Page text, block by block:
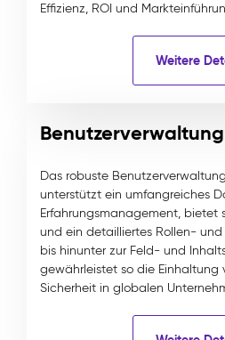
Effizienz, ROI und
Weitere
Benutzerverwaltung
Das robuste
unterstützt ein umfangreiches
Erfahrungsmanagement, bietet
und ein detailliertes Rollen-
bis hinunter zur Feld- und
gewährleistet so die Einhaltung
Sicherheit in globalen